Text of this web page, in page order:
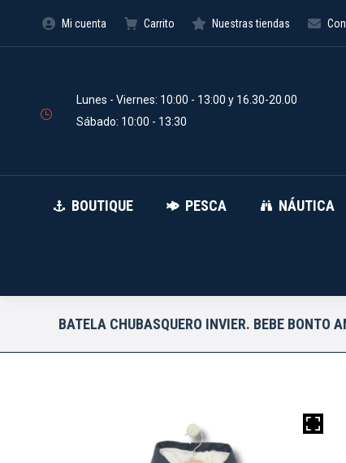
Mi cuenta Carrito Nuestras tiendas
Lunes - Viernes: 10:00 - 13:00 y 16.30-20.00
Sábado: 10:00 - 13:30
BOUTIQUE PESCA NÁUTICA
BATELA CHUBASQUERO INVIER. BEBE BONTO
BOUTIQUE
productos